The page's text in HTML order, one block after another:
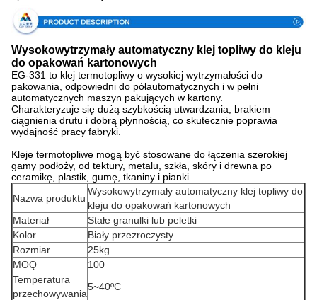
Wysokowytrzymały automatyczny klej topliwy do kleju
do opakowań kartonowych
EG-331 to klej termotopliwy o wysokiej wytrzymałości do
pakowania, odpowiedni do półautomatycznych i w pełni
automatycznych maszyn pakujących w kartony.
Charakteryzuje się dużą szybkością utwardzania, brakiem
ciągnienia drutu i dobrą płynnością, co skutecznie poprawia
wydajność pracy fabryki.
Kleje termotopliwe mogą być stosowane do łączenia szerokiej
gamy podłoży, od tektury, metalu, szkła, skóry i drewna po
ceramikę, plastik, gumę, tkaniny i pianki.
Nazwa produktu
Wysokowytrzymały automatyczny klej topliwy do
kleju do opakowań kartonowych
Materiał
Stałe granulki lub peletki
Kolor
Biały przezroczysty
Rozmiar
25kg
MOQ
100
Temperatura
przechowywania
5~40ºC